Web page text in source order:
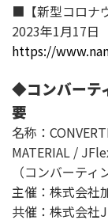
■【新型コロナ
2023年1月17日
https://
◆コンバーテ
要
名称：
MATERIAL /
（コンバーティ
主催：株式会社
共催：株式会社